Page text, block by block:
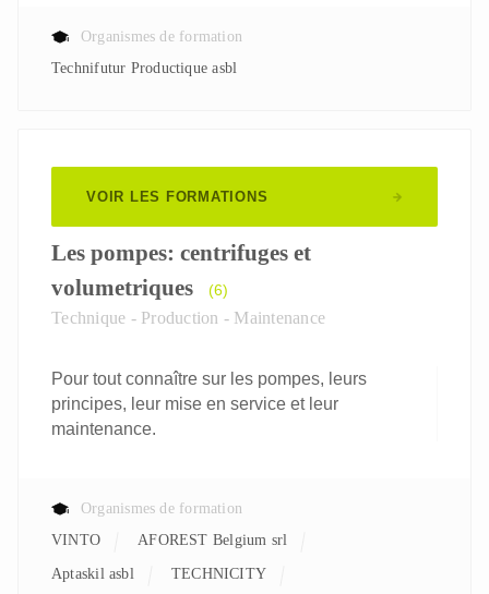
Organismes de formation
Technifutur Productique asbl
VOIR LES FORMATIONS
Les pompes: centrifuges et
volumetriques
(6)
Technique - Production - Maintenance
Pour tout connaître sur les pompes, leurs
principes, leur mise en service et leur
maintenance.
Organismes de formation
VINTO
AFOREST Belgium srl
aptaskil asbl TECHNICITY